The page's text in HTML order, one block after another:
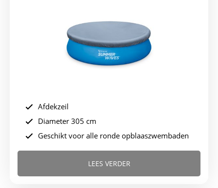
Afdekzeil
Diameter 305 cm
Geschikt voor alle ronde opblaaszwembaden
LEES VERDER